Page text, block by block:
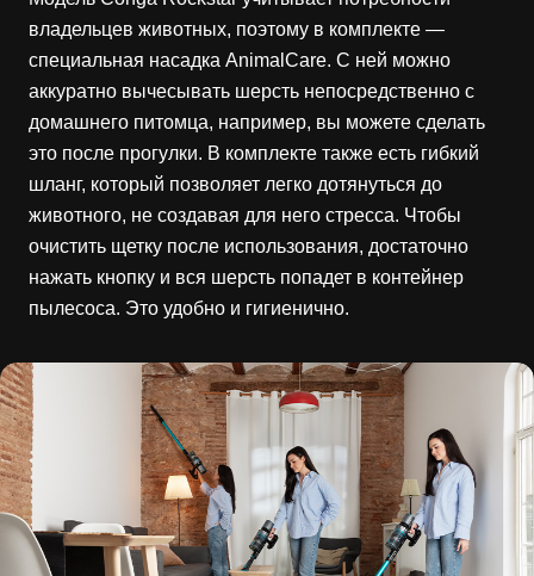
владельцев животных, поэтому в комплекте —
специальная насадка AnimalCare. С ней можно
аккуратно вычесывать шерсть непосредственно с
домашнего питомца, например, вы можете сделать
это после прогулки. В комплекте также есть гибкий
шланг, который позволяет легко дотянуться до
животного, не создавая для него стресса. Чтобы
очистить щетку после использования, достаточно
нажать кнопку и вся шерсть попадет в контейнер
пылесоса. Это удобно и гигиенично.